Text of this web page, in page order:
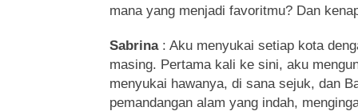
mana yang menjadi favoritmu? Dan
Sabrina: Aku menyukai setiap kota
masing. Pertama kali ke sini, aku
menyukai hawanya, di sana sejuk, dan
pemandangan alam yang indah,